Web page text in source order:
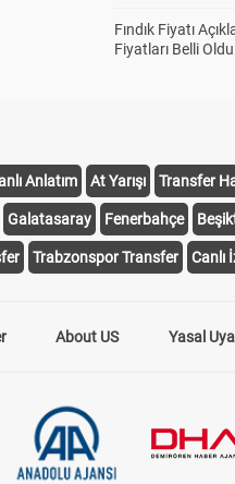
Fındık Fiyatı
Fiyatları Belli
Anlatım At Yarışı Transfer
Galatasaray Fenerbahçe
Trabzonspor Transfer Canlı
About US Yasal